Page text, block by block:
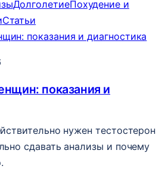
ДолголетиеПохудение и
Статьи
показания и
нужен тестостерон
сдавать анализы и почему